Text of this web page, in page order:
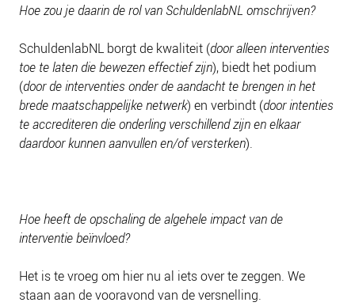
Hoe zou je daarin de rol van SchuldenlabNL omschrijven?
SchuldenlabNL borgt de kwaliteit (door alleen interventies
toe te laten die bewezen effectief zijn), biedt het podium
(door de interventies onder de aandacht te brengen in het
brede maatschappelijke netwerk) en verbindt (door intenties
te accrediteren die onderling verschillend zijn en elkaar
daardoor kunnen aanvullen en/of versterken).
Hoe heeft de opschaling de algehele impact van de
interventie beïnvloed?
Het is te vroeg om hier nu al iets over te zeggen. We
staan aan de vooravond van de versnelling.